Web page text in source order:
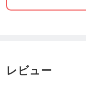
レビュー